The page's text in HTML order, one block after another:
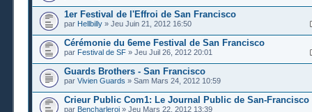
1er Festival de l'Effroi de San Francisco
par Hellbilly » Jeu Juin 21, 2012 16:50
Cérémonie du 6eme Festival de San Francisco
par Festival de SF » Jeu Juil 26, 2012 20:01
Guards Brothers - San Francisco
par Vivien Guards » Sam Mars 24, 2012 10:59
Crieur Public Com1: Le Journal Public de San-Francisco
par Bencharleroi » Jeu Mars 22, 2012 13:39